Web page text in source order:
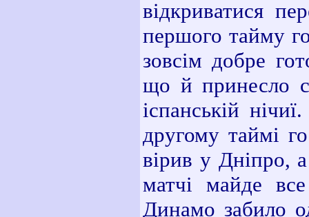
відкриватися
першого тайму
зовсім добре
що й принесло
іспанській
другому таймі
вірив у Дніпро,
матчі майде
Динамо забило